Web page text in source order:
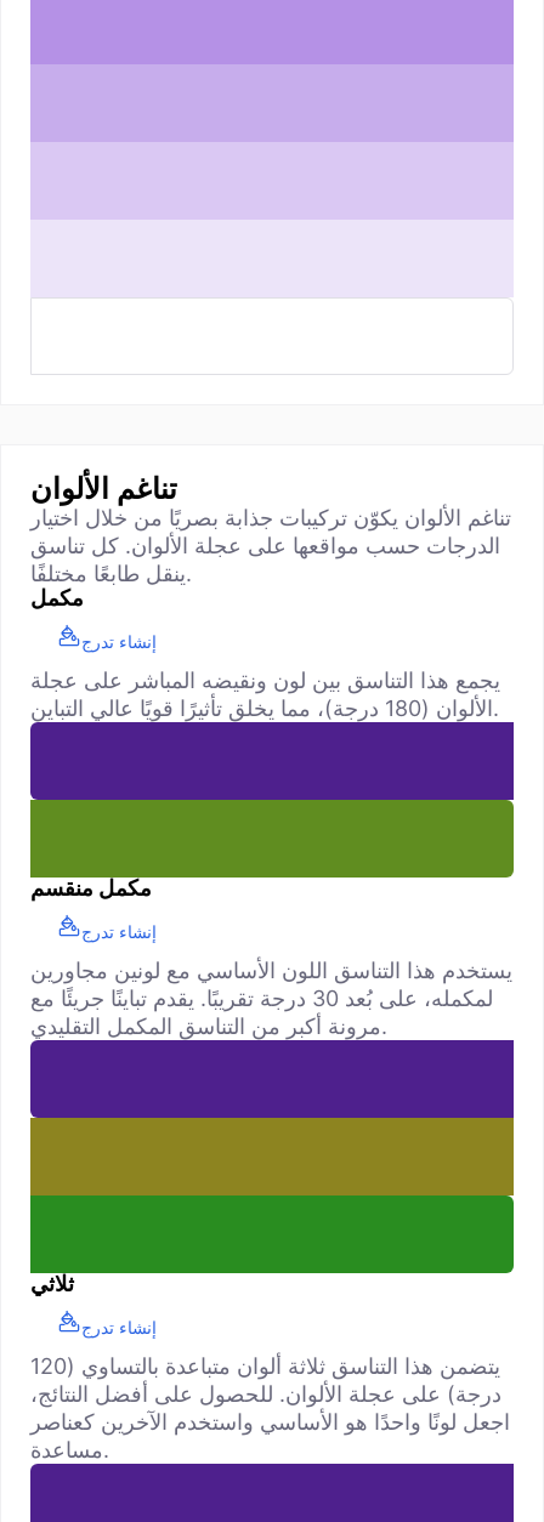
تناغم الألوان
تناغم الألوان يكوّن تركيبات جذابة بصريًا من خلال اختيار
الدرجات حسب مواقعها على عجلة الألوان. كل تناسق
ينقل طابعًا مختلفًا.
مكمل
إنشاء تدرج
يجمع هذا التناسق بين لون ونقيضه المباشر على عجلة
الألوان (180 درجة)، مما يخلق تأثيرًا قويًا عالي التباين.
مكمل منقسم
إنشاء تدرج
يستخدم هذا التناسق اللون الأساسي مع لونين مجاورين
لمكمله، على بُعد 30 درجة تقريبًا. يقدم تباينًا جريئًا مع
مرونة أكبر من التناسق المكمل التقليدي.
ثلاثي
إنشاء تدرج
يتضمن هذا التناسق ثلاثة ألوان متباعدة بالتساوي (120
درجة) على عجلة الألوان. للحصول على أفضل النتائج،
اجعل لونًا واحدًا هو الأساسي واستخدم الآخرين كعناصر
مساعدة.